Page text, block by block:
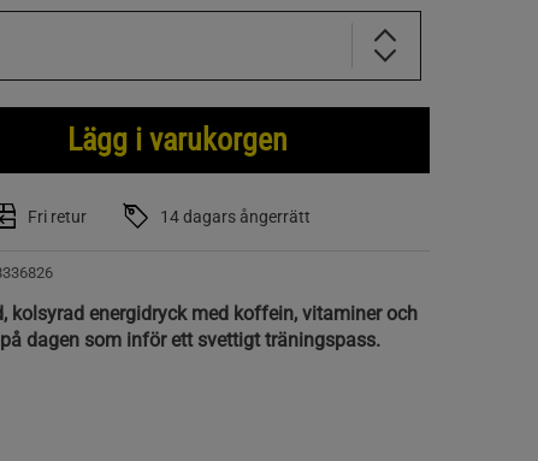
Lägg i varukorgen
Fri retur 14 dagars ångerrätt
kolsyrad energidryck med koffein, vitaminer och
dagen som inför ett svettigt träningspass.